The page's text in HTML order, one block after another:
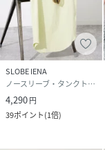
SLOBE IENA
ノースリーブ・タンクトップ
4,290円
39ポイント(1倍)